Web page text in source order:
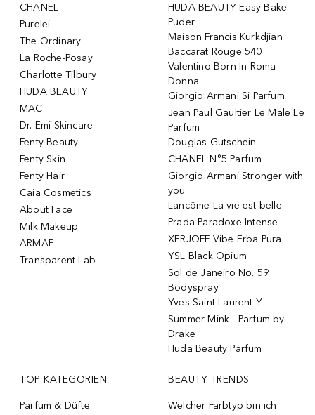
CHANEL
Purelei
The Ordinary
La Roche-Posay
Charlotte Tilbury
HUDA BEAUTY
MAC
Dr. Emi Skincare
Fenty Beauty
Fenty Skin
Fenty Hair
Caia Cosmetics
About Face
Milk Makeup
ARMAF
Transparent Lab
HUDA BEAUTY Easy Bake
Puder
Maison Francis Kurkdjian
Baccarat Rouge 540
Valentino Born In Roma
Donna
Giorgio Armani Si Parfum
Jean Paul Gaultier Le Male Le
Parfum
Douglas Gutschein
CHANEL N°5 Parfum
Giorgio Armani Stronger with
you
Lancôme La vie est belle
Prada Paradoxe Intense
XERJOFF Vibe Erba Pura
YSL Black Opium
Sol de Janeiro No. 59
Bodyspray
Yves Saint Laurent Y
Summer Mink - Parfum by
Drake
Huda Beauty Parfum
TOP KATEGORIEN
Parfum & Düfte
BEAUTY TRENDS
Welcher Farbtyp bin ich